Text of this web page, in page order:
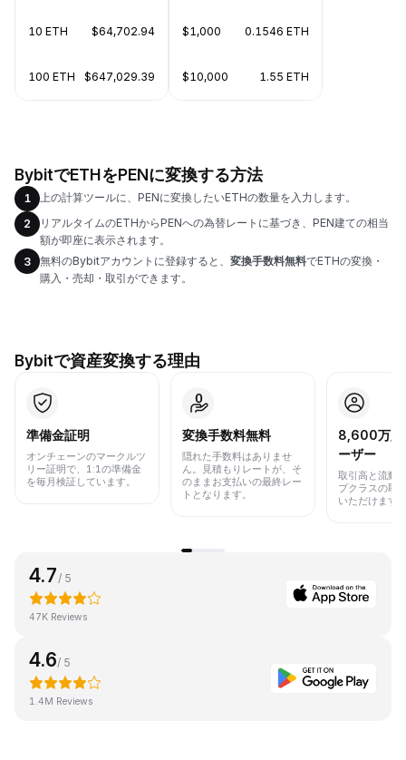
10 ETH $64,702.94
100 ETH $647,029.39
$1,000 0.1546 ETH
$10,000 1.55 ETH
BybitでETHをPENに変換する方法
1
上の計算ツールに、PENに変換したいETHの数量を入力します。
2
リアルタイムのETHからPENへの為替レートに基づき、PEN建ての相当
額が即座に表示されます。
3
無料のBybitアカウントに登録すると、 変換手数料無料でETHの変換・
購入・売却・取引ができます。
Bybitで資産変換する理由
準備金証明
オンチェーンのマークルツ
リー証明で、1:1の準備金
を毎月検証しています。
変換手数料無料
隠れた手数料はありませ
ん。見積もりレートが、そ
のままお支払いの最終レー
トとなります。
8,600万人
ーザー
取引高と流動
プクラスの取
いただけます
4.7 / 5
47K Reviews
4.6/ 5
1.4M Reviews